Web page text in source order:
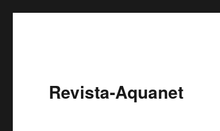
Revista-Aquanet